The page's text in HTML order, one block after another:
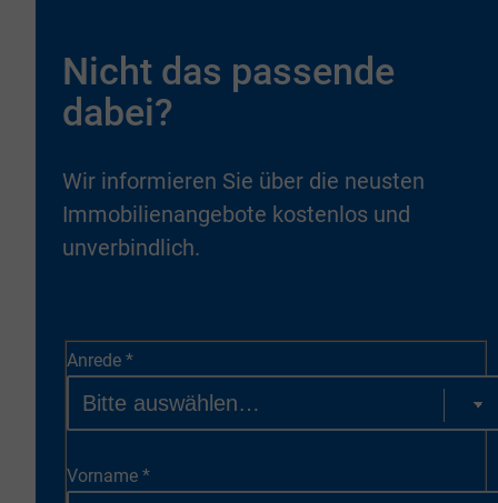
Nicht das passende
dabei?
Wir informieren Sie über die neusten
Immobilienangebote kostenlos und
unverbindlich.
Anrede *
Vorname *